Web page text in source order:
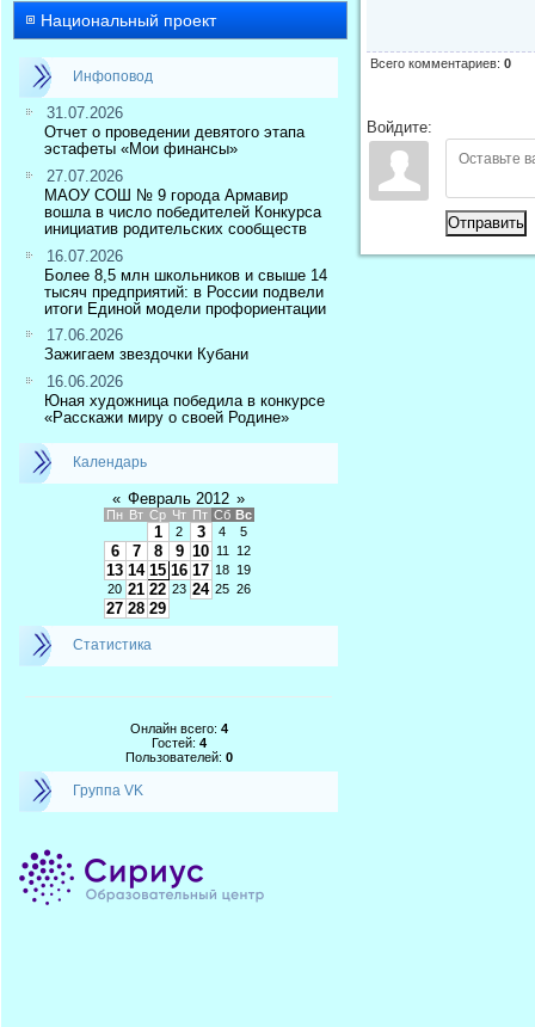
Национальный проект
Инфоповод
31.07.2026
Отчет о проведении девятого этапа
эстафеты «Мои финансы»
27.07.2026
МАОУ СОШ № 9 города Армавир
вошла в число победителей Конкурса
инициатив родительских сообществ
16.07.2026
Более 8,5 млн школьников и свыше 14
тысяч предприятий: в России подвели
итоги Единой модели профориентации
17.06.2026
Зажигаем звездочки Кубани
16.06.2026
Юная художница победила в конкурсе
«Расскажи миру о своей Родине»
Календарь
« Февраль 2012 »
Пн Вт Ср Чт Пт Сб Вс
1 2 3 4 5
6 7 8 9 10 11 12
13 14 15 16 17 18 19
20 21 22 23 24 25 26
27 28 29
Статистика
Онлайн всего: 4
Гостей: 4
Пользователей: 0
Группа VK
Всего комментариев: 0
Войдите:
Отправить